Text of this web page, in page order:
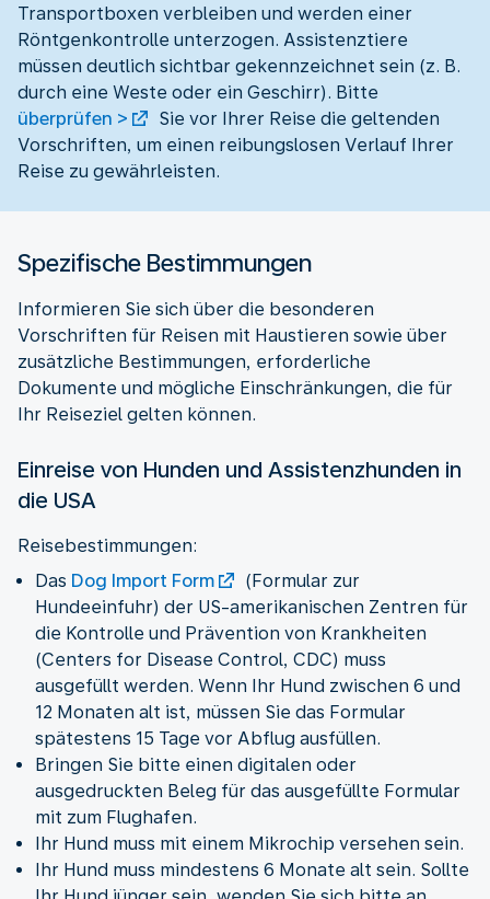
Transportboxen verbleiben und werden einer
Röntgenkontrolle unterzogen. Assistenztiere
müssen deutlich sichtbar gekennzeichnet sein (z. B.
durch eine Weste oder ein Geschirr). Bitte
überprüfen >
Sie vor Ihrer Reise die geltenden
Vorschriften, um einen reibungslosen Verlauf Ihrer
Reise zu gewährleisten.
Spezifische Bestimmungen
Informieren Sie sich über die besonderen
Vorschriften für Reisen mit Haustieren sowie über
zusätzliche Bestimmungen, erforderliche
Dokumente und mögliche Einschränkungen, die für
Ihr Reiseziel gelten können.
Einreise von Hunden und Assistenzhunden in
die USA
Reisebestimmungen:
Das Dog Import Form
(Formular zur
Hundeeinfuhr) der US-amerikanischen Zentren für
die Kontrolle und Prävention von Krankheiten
(Centers for Disease Control, CDC) muss
ausgefüllt werden. Wenn Ihr Hund zwischen 6 und
12 Monaten alt ist, müssen Sie das Formular
spätestens 15 Tage vor Abflug ausfüllen.
Bringen Sie bitte einen digitalen oder
ausgedruckten Beleg für das ausgefüllte Formular
mit zum Flughafen.
Ihr Hund muss mit einem Mikrochip versehen sein.
Ihr Hund muss mindestens 6 Monate alt sein. Sollte